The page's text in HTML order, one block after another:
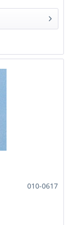
010-0617